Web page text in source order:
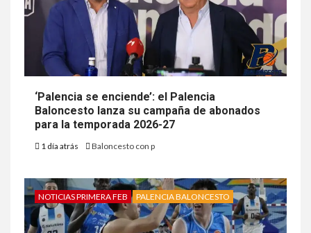
‘Palencia se enciende’: el Palencia
Baloncesto lanza su campaña de abonados
para la temporada 2026-27
1 día atrás Baloncesto con p
NOTICIAS PRIMERA FEB PALENCIA BALONCESTO